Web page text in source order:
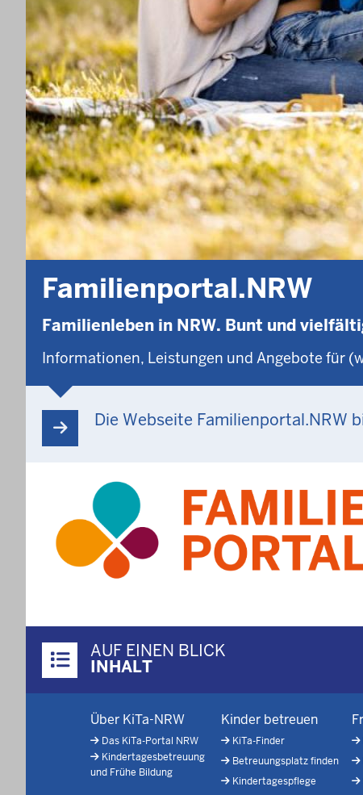
Familienportal.NRW
Familienleben in NRW. Bunt und
Informationen, Leistungen und Angebote für
Die Webseite Familienportal.NRW
Inhalte
AUF EINEN BLICK
INHALT
Über KiTa-NRW
Das KiTa-Portal NRW
Kindertagesbetreuung
und Frühe Bildung
Kinder betreuen
KiTa-Finder
Betreuungsplatz finden
Kindertagespflege